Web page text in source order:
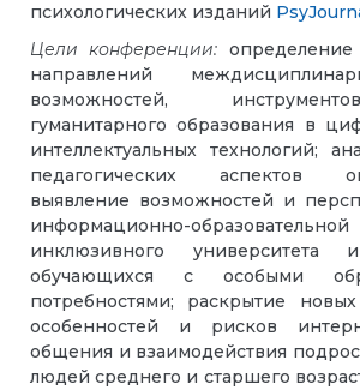
психологических изданий
Цели конференции:
направлений
возможностей,
гуманитарного образования в
интеллектуальных технологий;
педагогических аспектов
выявление возможностей и
информационно-
инклюзивного
обучающихся с особыми
потребностями; раскрытие
особенностей и рисков
общения и взаимодействия
людей среднего и старшего